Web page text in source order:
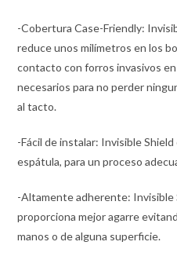
-Cobertura Case-Friendly:
reduce unos milímetros en los
contacto con forros invasivos
necesarios para no perder
al tacto.
-Fácil de instalar: Invisible
espátula, para un proceso
-Altamente adherente: Invisible
proporciona mejor agarre
manos o de alguna superficie.